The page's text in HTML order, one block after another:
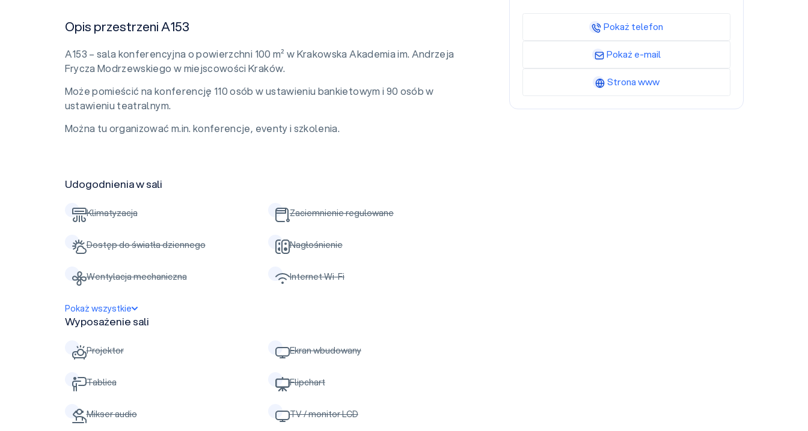
Opis przestrzeni A153
A153 – sala konferencyjna o powierzchni 100 m² w Krakowska Akademia im. Andrzeja
Frycza Modrzewskiego w miejscowości Kraków.
Może pomieścić na konferencję 110 osób w ustawieniu bankietowym i 90 osób w
ustawieniu teatralnym.
Można tu organizować m.in. konferencje, eventy i szkolenia.
Udogodnienia w sali
Klimatyzacja Zaciemnienie regulowane
Dostęp do światła dziennego Nagłośnienie
Wentylacja mechaniczna Internet Wi-Fi
Pokaż wszystkie
Wyposażenie sali
Projektor Ekran wbudowany
Tablica Flipchart
Mikser audio TV / monitor LCD
Pokaż telefon
Pokaż e-mail
Strona www